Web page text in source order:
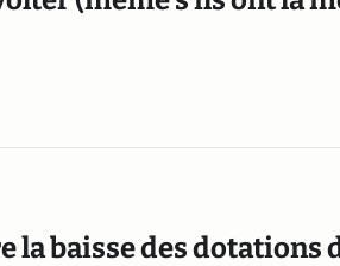
la baisse des dotations